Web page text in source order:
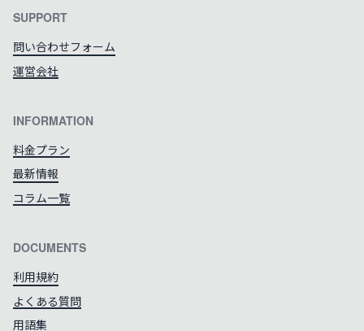
SUPPORT
問い合わせフォーム
運営会社
INFORMATION
料金プラン
最新情報
コラム一覧
DOCUMENTS
利用規約
よくある質問
用語集